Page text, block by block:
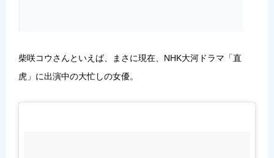
柴咲コウさんといえば、まさに現在、NHK大河ドラマ「直
虎」に出演中の大忙しの女優。